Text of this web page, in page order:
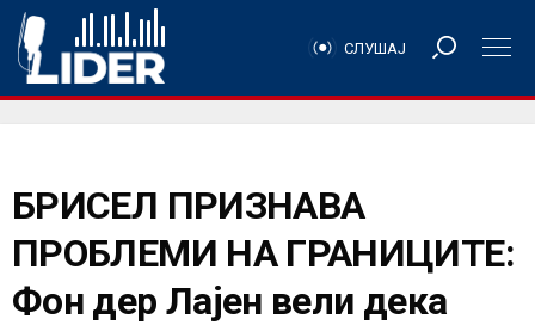
СЛУШАЈ
БРИСЕЛ ПРИЗНАВА
ПРОБЛЕМИ НА ГРАНИЦИТЕ:
Фон дер Лајен вели дека